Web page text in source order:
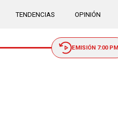
TENDENCIAS OPINIÓN
EMISIÓN 7:00 PM